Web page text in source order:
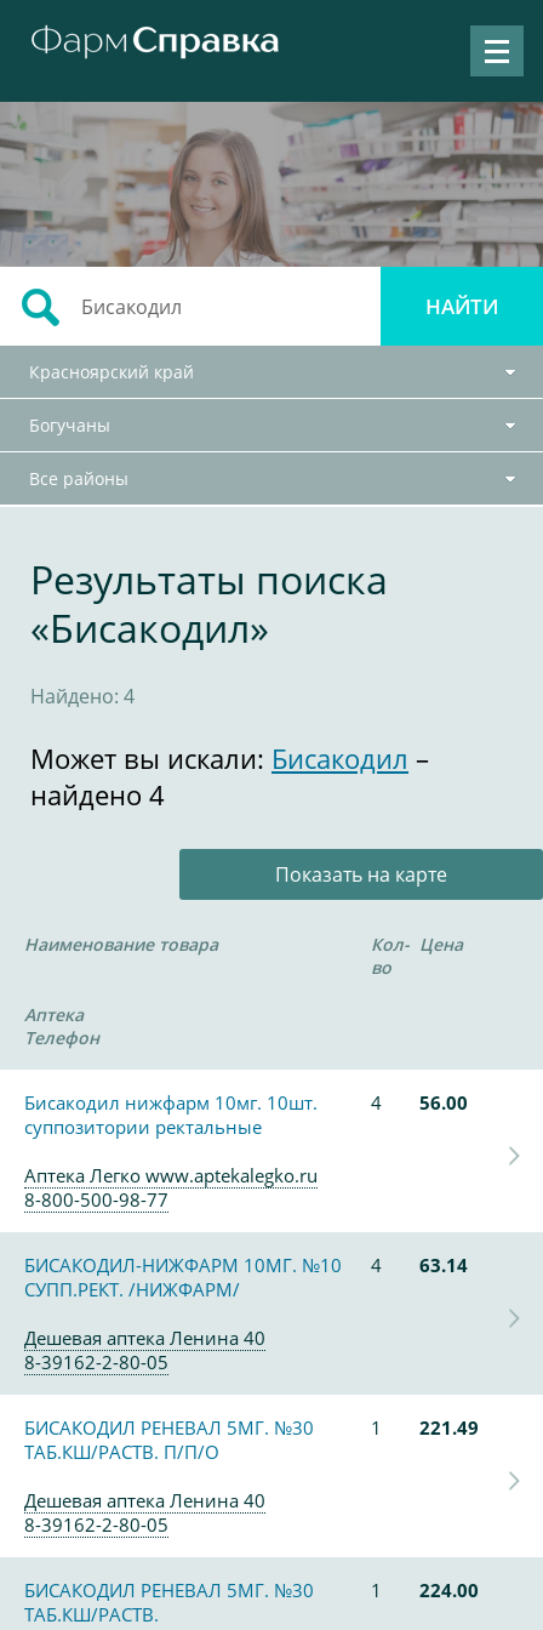
Красноярский край
Богучаны
Все районы
Результаты поиска
«Бисакодил»
Найдено: 4
Может вы искали: Бисакодил –
найдено 4
Показать на карте
Наименование товара
Кол-
во
Цена
Аптека
Телефон
Бисакодил нижфарм 10мг. 10шт.
суппозитории ректальные
4 56.00
Аптека Легко www.aptekalegko.ru
8-800-500-98-77
БИСАКОДИЛ-НИЖФАРМ 10МГ. №10
СУПП.РЕКТ. /НИЖФАРМ/
4 63.14
Дешевая аптека Ленина 40
8-39162-2-80-05
БИСАКОДИЛ РЕНЕВАЛ 5МГ. №30
ТАБ.КШ/РАСТВ. П/П/О
1 221.49
Дешевая аптека Ленина 40
8-39162-2-80-05
БИСАКОДИЛ РЕНЕВАЛ 5МГ. №30
ТАБ.КШ/РАСТВ.
1 224.00